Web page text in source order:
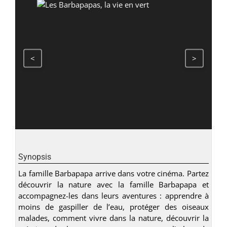
< >
Synopsis
La famille Barbapapa arrive dans votre cinéma. Partez
découvrir la nature avec la famille Barbapapa et
accompagnez-les dans leurs aventures : apprendre à
moins de gaspiller de l’eau, protéger des oiseaux
malades, comment vivre dans la nature, découvrir la